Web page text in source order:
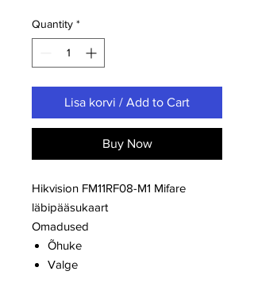
Quantity *
Lisa korvi / Add to Cart
Buy Now
Hikvision FM11RF08-M1 Mifare
läbipääsukaart
Omadused
Õhuke
Valge